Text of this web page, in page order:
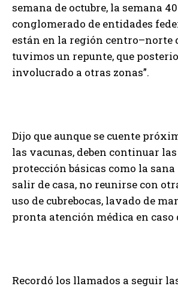
semana de octubre, la semana
conglomerado de entidades
están en la región centro–norte
tuvimos un repunte, que
involucrado a otras zonas”.
Dijo que aunque se cuente
las vacunas, deben continuar
protección básicas como la
salir de casa, no reunirse con
uso de cubrebocas, lavado de
pronta atención médica en caso
Recordó los llamados a seguir